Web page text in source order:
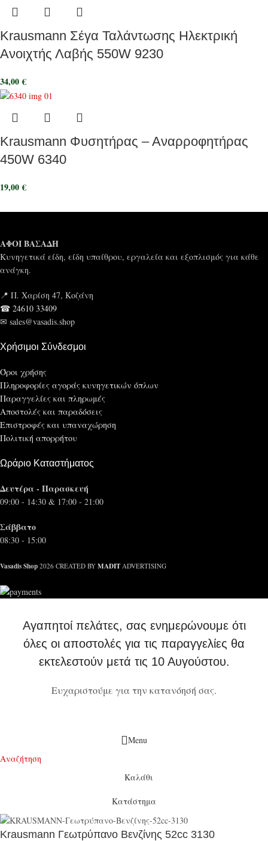
Krausmann Σέγα Ταλάντωσης Ηλεκτρική
Ανοιχτής Λαβής 550W 9230
34,00€
Krausmann Φυσητήρας – Αναρροφητήρας
450W 6340
19,00€
ΑΦΟΙ ΒΑΣΑΔΗ
Κυνηγετικά είδη, είδη υπαίθρου, εργαλεία και εξοπλισμός για κάθε
ανάγκη.
📍 Π. Χαρίση 47, Κοζάνη
☎ 24610 33409
✉ sales@vasadis.shop
Χρήσιμοι Σύνδεσμοι
Όροι χρήσης
Πληροφορίες αγοράς κυνηγετικών όπλων
Παραγγελίες και πληρωμές
Αποστολές και παραδόσεις
Επιστροφές και υπαναχώρηση
Πολιτική απορρήτου
Ωράριο Καταστήματος
Δευτέρα - Παρασκευή
09:00 - 14:30 & 17:00 - 21:00
Σάββατο
08:30 - 15:00
Vasadis Shop 2026 CREATED BY MADIT ADVERTISING
Αγαπητοί πελάτες, σας ενημερώνουμε ότι
όλες οι αποστολές για τις παραγγελίες θα
εκτελεστούν μετά τις 10 Αυγούστου.
Ευχαριστούμε για την κατανόησή σας.
Menu
Αναζήτηση
Καλάθι
Κατάστημα
Krausmann Γεωτρύπανο Βενζίνης 52cc 3130